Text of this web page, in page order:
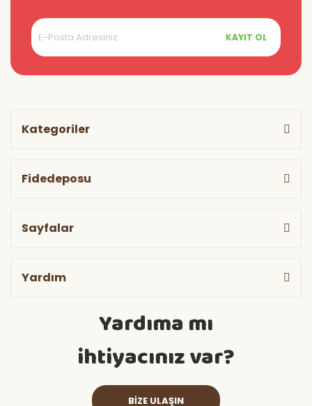
KAYIT OL
Kategoriler
Fidedeposu
Sayfalar
Yardım
Yardıma mı
ihtiyacınız var?
BİZE ULAŞIN